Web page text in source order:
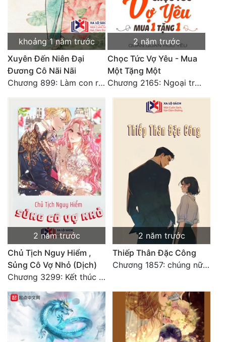
khoảng 1 năm trước
Xuyên Đến Niên Đại
Đương Cô Nãi Nãi
Chương 899: Làm con rùa
2 năm trước
Chọc Tức Vợ Yêu - Mua
Một Tặng Một
Chương 2165: Ngoại truyện 9. Trái tim nhỏ bé của cháu
2 năm trước
Chủ Tịch Nguy Hiểm ,
Sủng Cô Vợ Nhỏ (Dịch)
Chương 3299: Kết thúc văn chính.
2 năm trước
Thiếp Thân Đặc Công
Chương 1857: chúng nữ đắc ý tụ tập: sống hay chết